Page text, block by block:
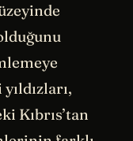
Kıbrıs’tan